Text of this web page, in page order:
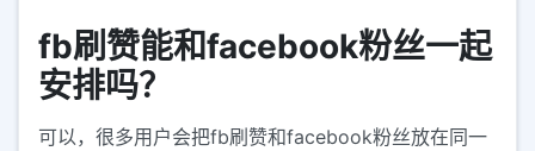
fb刷赞能和facebook粉丝一起
安排吗？
可以，很多用户会把fb刷赞和facebook粉丝放在同一